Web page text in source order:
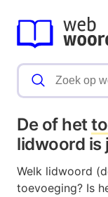
De of het
lidwoord is
Welk lidwoord
toevoeging? Is